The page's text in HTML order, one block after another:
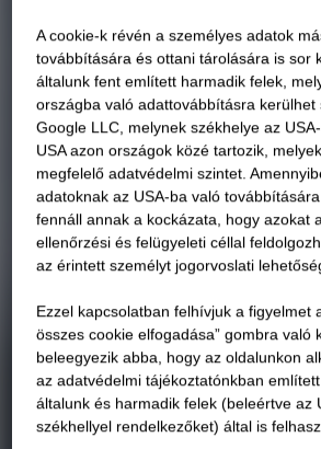
A cookie-k révén a személyes adatok
továbbítására és ottani tárolására is sor
általunk fent említett harmadik felek,
országba való adattovábbításra kerülhet
Google LLC, melynek székhelye az
USA azon országok közé tartozik,
megfelelő adatvédelmi szintet.
adatoknak az USA-ba való
fennáll annak a kockázata, hogy azokat
ellenőrzési és felügyeleti céllal
az érintett személyt jogorvoslati
Ezzel kapcsolatban felhívjuk a figyelmet
összes cookie elfogadása” gombra való
beleegyezik abba, hogy az oldalunkon
az adatvédelmi tájékoztatónkban
általunk és harmadik felek (beleértve az
székhellyel rendelkezőket) által is